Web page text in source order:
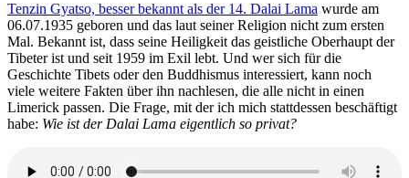
Tenzin Gyatso, besser bekannt als der 14. Dalai Lama wurde am
06.07.1935 geboren und das laut seiner Religion nicht zum ersten
Mal. Bekannt ist, dass seine Heiligkeit das geistliche Oberhaupt der
Tibeter ist und seit 1959 im Exil lebt. Und wer sich für die
Geschichte Tibets oder den Buddhismus interessiert, kann noch
viele weitere Fakten über ihn nachlesen, die alle nicht in einen
Limerick passen. Die Frage, mit der ich mich stattdessen beschäftigt
habe: Wie ist der Dalai Lama eigentlich so privat?